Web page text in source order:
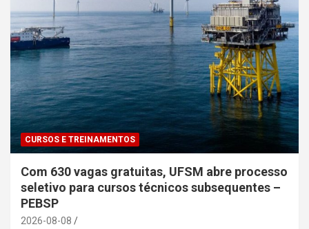
CURSOS E TREINAMENTOS
Com 630 vagas gratuitas, UFSM abre processo
seletivo para cursos técnicos subsequentes –
PEBSP
2026-08-08